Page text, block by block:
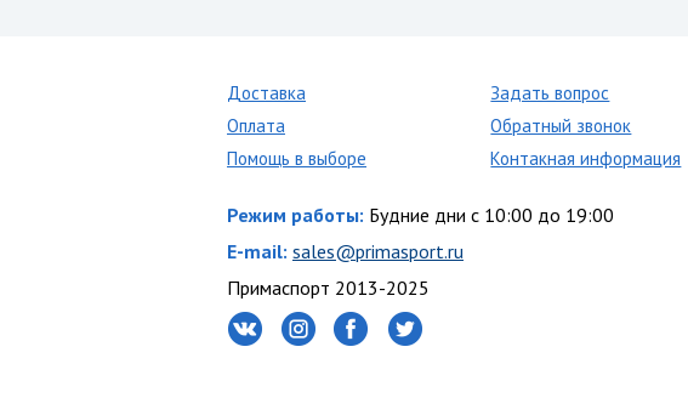
Доставка
Оплата
Помощь в выборе
Задать вопрос
Обратный звонок
Контакная информация
Режим работы: Будние дни с 10:00 до 19:00
E-mail: sales@primasport.ru
Примаспорт 2013-2025